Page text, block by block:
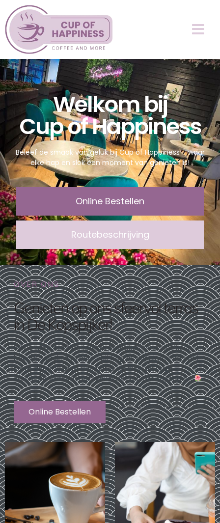
Welkom bij
Cup of Happiness
Beleef de smaak van geluk bij Cup of Happiness – waar
elke hap en slok een moment van genieten is!
Online Bestellen
Routebeschrijving
OVER ONS
Genieten op ons sfeervol terras
in De Kopspijker!
Wilt u genieten van lekkere broodjes, verse koffie en
heerlijk gebak, dan ben u bij Cup of Happiness aan het
juiste adres. U bent van harte welkom op onze
sfeervolle terras in het winkelcentrum de kopspijker!
Online Bestellen